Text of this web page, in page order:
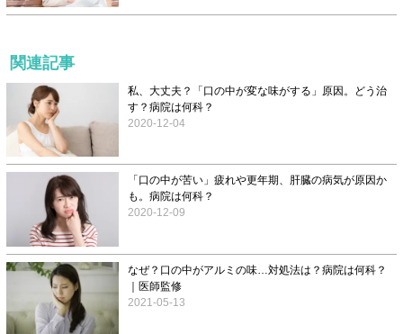
関連記事
私、大丈夫？「口の中が変な味がする」原因。どう治
す？病院は何科？
2020-12-04
「口の中が苦い」疲れや更年期、肝臓の病気が原因か
も。病院は何科？
2020-12-09
なぜ？口の中がアルミの味…対処法は？病院は何科？
｜医師監修
2021-05-13